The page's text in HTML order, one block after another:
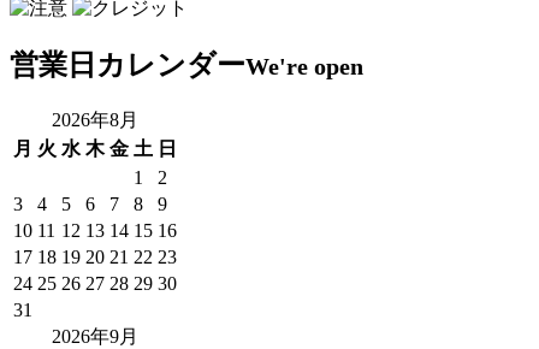
営業日カレンダーWe're open
2026年8月
月 火 水 木 金 土 日
1
2
3
4 5 6 7 8
9
10 11 12 13 14 15 16
17 18 19 20 21 22 23
24 25 26 27 28 29 30
31
2026年9月